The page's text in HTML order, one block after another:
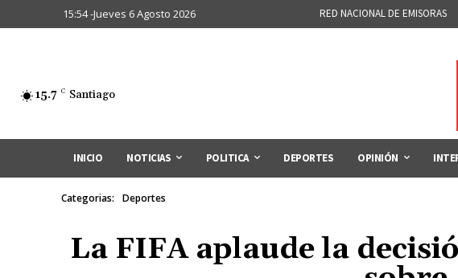
15:54 -Jueves 6 Agosto 2026 RED NACIONAL DE EMISORAS
15.7 C Santiago
INICIO NOTICIAS POLITICA DEPORTES OPINIÓN
Categorias: Deportes
La FIFA aplaude la